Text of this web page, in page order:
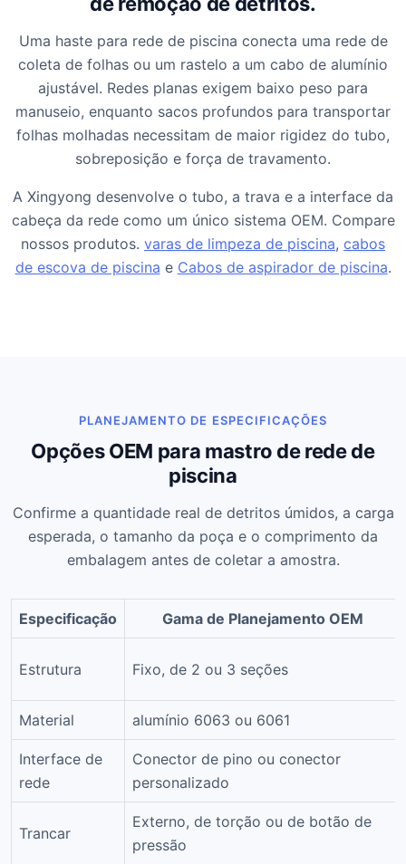
Uma haste para rede de piscina conecta uma rede de
coleta de folhas ou um rastelo a um cabo de alumínio
ajustável. Redes planas exigem baixo peso para
manuseio, enquanto sacos profundos para transportar
folhas molhadas necessitam de maior rigidez do tubo,
sobreposição e força de travamento.
A Xingyong desenvolve o tubo, a trava e a interface da
cabeça da rede como um único sistema OEM. Compare
nossos produtos. varas de limpeza de piscina, cabos
de escova de piscina e Cabos de aspirador de piscina.
PLANEJAMENTO DE ESPECIFICAÇÕES
Opções OEM para mastro de rede de
piscina
Confirme a quantidade real de detritos úmidos, a carga
esperada, o tamanho da poça e o comprimento da
embalagem antes de coletar a amostra.
Especificação Gama de Planejamento OEM
Estrutura Fixo, de 2 ou 3 seções
Material alumínio 6063 ou 6061
Interface de
rede
Conector de pino ou conector
personalizado
Trancar
Externo, de torção ou de botão de
pressão